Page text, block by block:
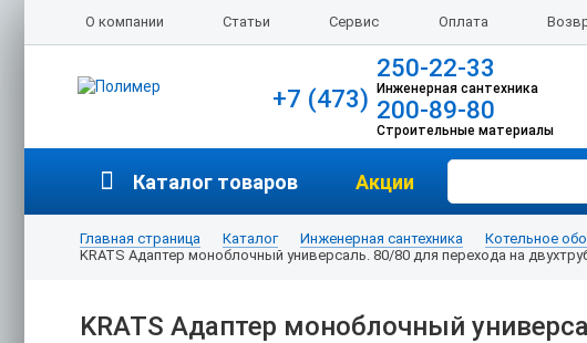
О компании Статьи Сервис Оплата
+7 (473)
250-22-33
Инженерная сантехника
200-89-80
Строительные материалы
Каталог товаров Акции
Главная страница Каталог Инженерная сантехника Котельное
KRATS Адаптер моноблочный универсаль. 80/80 для перехода на
KRATS Адаптер моноблочный